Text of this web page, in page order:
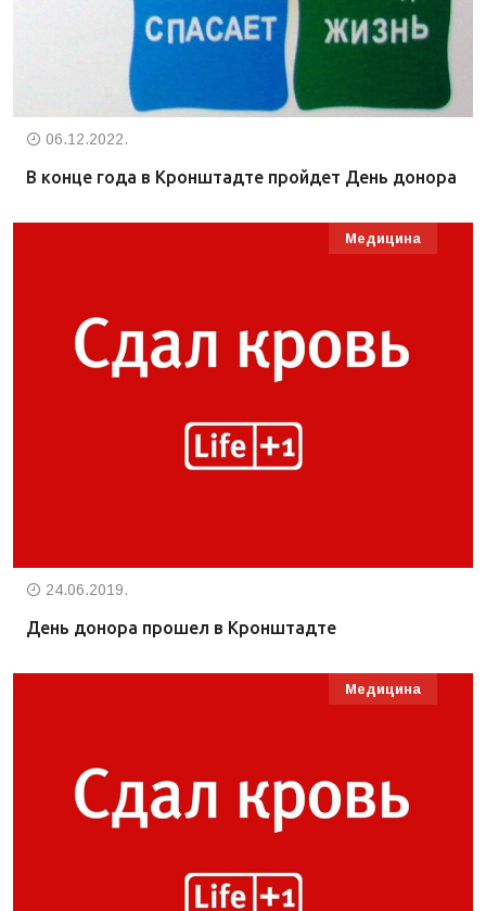
06.12.2022.
В конце года в Кронштадте пройдет День донора
Медицина
24.06.2019.
День донора прошел в Кронштадте
Медицина